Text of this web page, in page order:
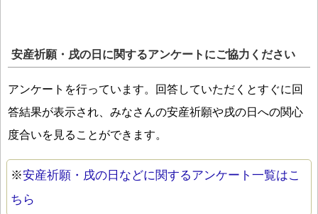
安産祈願・戌の日に関するアンケートにご協力ください
アンケートを行っています。回答していただくとすぐに回
答結果が表示され、みなさんの安産祈願や戌の日への関心
度合いを見ることができます。
※安産祈願・戌の日などに関するアンケート一覧はこ
ちら